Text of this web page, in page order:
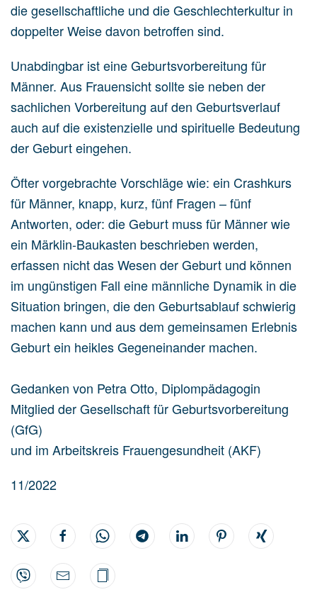
die gesellschaftliche und die Geschlechterkultur in
doppelter Weise davon betroffen sind.
Unabdingbar ist eine Geburtsvorbereitung für
Männer. Aus Frauensicht sollte sie neben der
sachlichen Vorbereitung auf den Geburtsverlauf
auch auf die existenzielle und spirituelle Bedeutung
der Geburt eingehen.
Öfter vorgebrachte Vorschläge wie: ein Crashkurs
für Männer, knapp, kurz, fünf Fragen – fünf
Antworten, oder: die Geburt muss für Männer wie
ein Märklin-Baukasten beschrieben werden,
erfassen nicht das Wesen der Geburt und können
im ungünstigen Fall eine männliche Dynamik in die
Situation bringen, die den Geburtsablauf schwierig
machen kann und aus dem gemeinsamen Erlebnis
Geburt ein heikles Gegeneinander machen.
Gedanken von Petra Otto, Diplompädagogin
Mitglied der Gesellschaft für Geburtsvorbereitung
(GfG)
und im Arbeitskreis Frauengesundheit (AKF)
11/2022